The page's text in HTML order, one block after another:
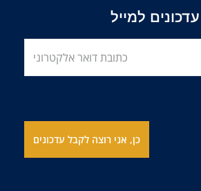
עדכונים למייל